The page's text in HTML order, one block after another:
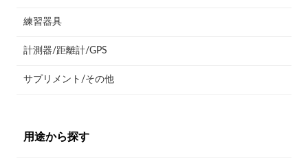
練習器具
計測器/距離計/GPS
サプリメント/その他
用途から探す